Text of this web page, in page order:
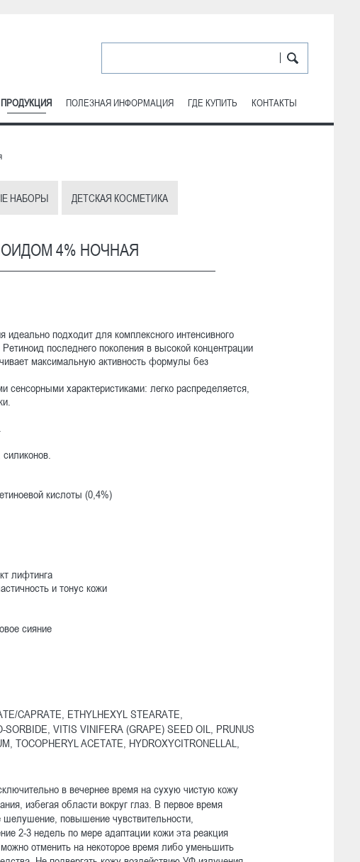
ПРОДУКЦИЯ ПОЛЕЗНАЯ ИНФОРМАЦИЯ ГДЕ КУПИТЬ КОНТАКТЫ
НАБОРЫ ДЕТСКАЯ КОСМЕТИКА
4% НОЧНАЯ
подходит для комплексного интенсивного
последнего поколения в высокой концентрации
максимальную активность формулы без
характеристиками: легко распределяется,
кислоты (0,4%)
лифтинга
и тонус кожи
сияние
CAPRATE, ETHYLHEXYL STEARATE,
VITIS VINIFERA (GRAPE) SEED OIL, PRUNUS
TOCOPHERYL ACETATE, HYDROXYCITRONELLAL,
в вечернее время на сухую чистую кожу
избегая области вокруг глаз. В первое время
шелушение, повышение чувствительности,
2-3 недель по мере адаптации кожи эта реакция
отменить на некоторое время либо уменьшить